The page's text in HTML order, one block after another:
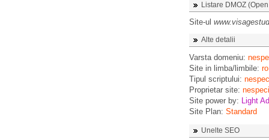
Listare DMOZ
Site-ul
Alte detalii
Varsta domeniu:
Site in limba/limbile: ro
Tipul scriptului:
Proprietar site:
Site power by: Light
Site Plan: Standard
Unelte SEO